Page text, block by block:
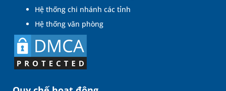
Hệ thống chi nhánh các tỉnh
Hệ thống văn phòng